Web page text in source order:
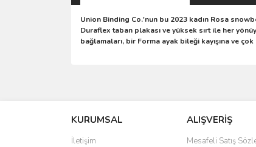
Union Binding Co.'nun bu 2023 kadın Rosa
Duraflex taban plakası ve yüksek sırt ile her
bağlamaları, bir Forma ayak bileği kayışına ve
Ürün resmi kalitesiz, bozuk veya
Ürün açıklamasında eksik bilgiler
KURUMSAL
İletişim
ALIŞVERİŞ
Mesafeli Satış